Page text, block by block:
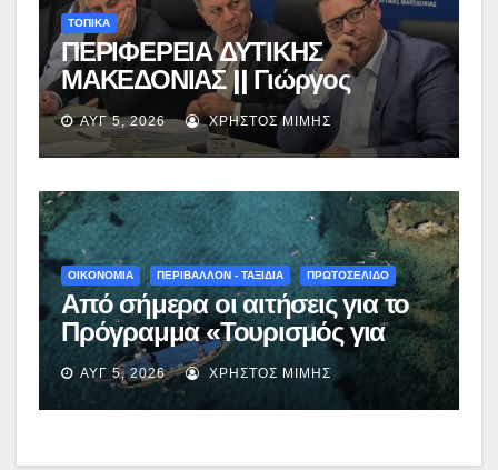
ΤΟΠΙΚΑ
ΠΕΡΙΦΕΡΕΙΑ ΔΥΤΙΚΗΣ
ΜΑΚΕΔΟΝΙΑΣ || Γιώργος
Αμανατίδης για Φράγμα
Νεστορίου: «Η δέσμευσή μας
γίνεται πράξη με εξασφαλισμένη
χρηματοδότηση»
ΑΥΓ 5, 2026 ΧΡΉΣΤΟΣ ΜΊΜΗΣ
ΟΙΚΟΝΟΜΙΑ ΠΕΡΙΒΑΛΛΟΝ - ΤΑΞΙΔΙΑ ΠΡΩΤΟΣΕΛΙΔΟ
Από σήμερα οι αιτήσεις για το
Πρόγραμμα «Τουρισμός για
Όλους 2026-2027» – Πότε λήγει
η προσθεσμία
ΑΥΓ 5, 2026 ΧΡΉΣΤΟΣ ΜΊΜΗΣ